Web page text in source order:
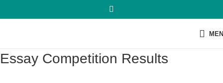
Essay Competition Results